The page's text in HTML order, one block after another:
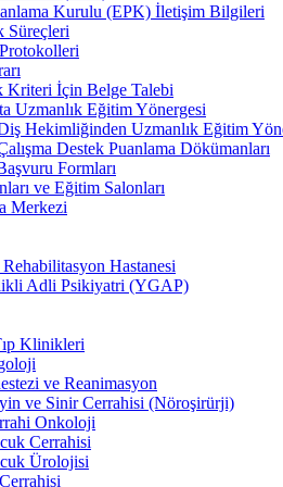
Kurulu (EPK) İletişim Bilgileri
Süreçleri
Kriteri İçin Belge Talebi
Uzmanlık Eğitim Yönergesi
Hekimliğinden Uzmanlık Eğitim
Destek Puanlama Dökümanları
Formları
ve Eğitim Salonları
Merkezi
Hastanesi
Adli Psikiyatri (YGAP)
Klinikleri
ve Reanimasyon
ve Sinir Cerrahisi (Nöroşirürji)
Onkoloji
Cerrahisi
Ürolojisi